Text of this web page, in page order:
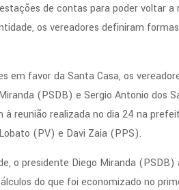
de contas para poder voltar a
os vereadores definiram
em favor da Santa Casa, os
(PSDB) e Sergio Antonio dos
à reunião realizada no dia 24 na
(PV) e Davi Zaia (PPS).
o presidente Diego Miranda
do que foi economizado no